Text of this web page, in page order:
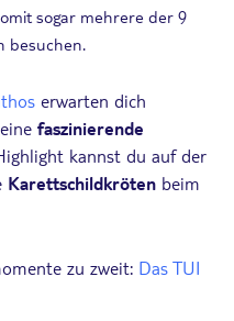
sogar mehrere der 9
besuchen.
erwarten dich
faszinierende
kannst du auf der
Karettschildkröten beim
zu zweit: Das TUI